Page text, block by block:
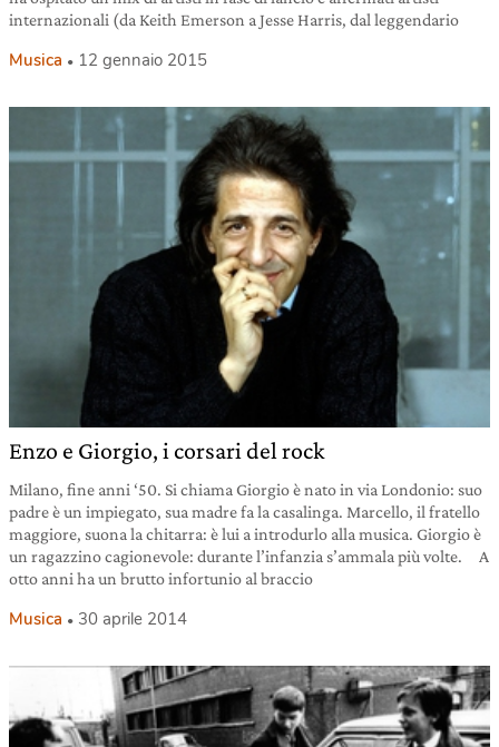
internazionali (da Keith Emerson a Jesse Harris, dal leggendario
Musica 12 gennaio 2015
Enzo e Giorgio, i corsari del rock
Milano, fine anni ‘50. Si chiama Giorgio è nato in via Londonio: suo
padre è un impiegato, sua madre fa la casalinga. Marcello, il fratello
maggiore, suona la chitarra: è lui a introdurlo alla musica. Giorgio è
un ragazzino cagionevole: durante l’infanzia s’ammala più volte. A
otto anni ha un brutto infortunio al braccio
Musica 30 aprile 2014